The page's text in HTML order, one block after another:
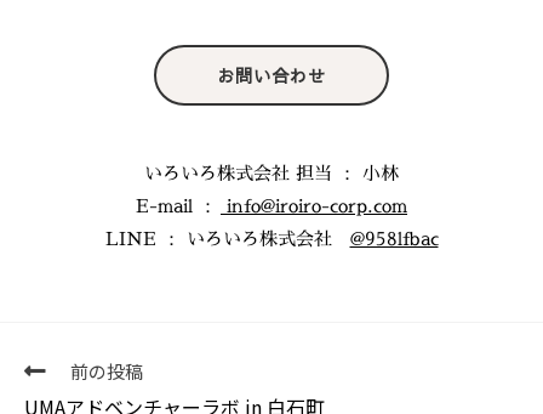
お問い合わせ
いろいろ株式会社 担当 ： 小林
E-mail ：
info@iroiro-corp.com
LINE ： いろいろ株式会社 @958lfbac
前の投稿
UMAアドベンチャーラボ in 白石町